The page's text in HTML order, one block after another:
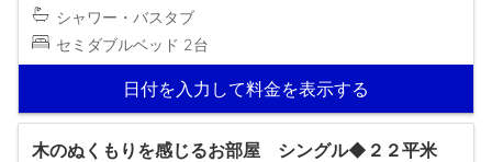
シャワー・バスタブ
セミダブルベッド 2台
日付を入力して料金を表示する
木のぬくもりを感じるお部屋 シングル◆２２平米